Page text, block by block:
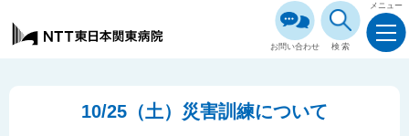
お問い合わせ 検索
メニュー
10/25（土）災害訓練について